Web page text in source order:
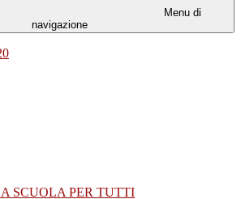
Menu di
navigazione
SCUOLA PER TUTTI